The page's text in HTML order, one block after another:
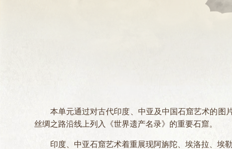
本单元通过对古代印度、中亚及中国石窟艺术的图
丝绸之路沿线上列入《世界遗产名录》的重要石窟。
印度、中亚石窟艺术着重展现阿旃陀、埃洛拉、埃